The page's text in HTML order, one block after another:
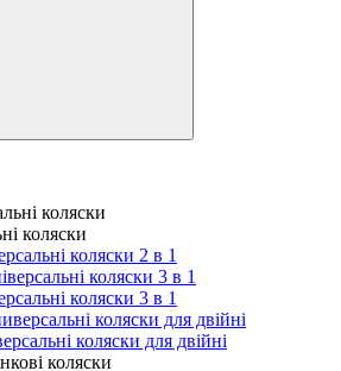
коляски
коляски 2 в 1
коляски 3 в 1
коляски для двійні